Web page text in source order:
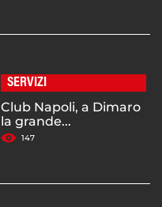
SERVIZI
Club Napoli, a Dimaro
la grande...
147